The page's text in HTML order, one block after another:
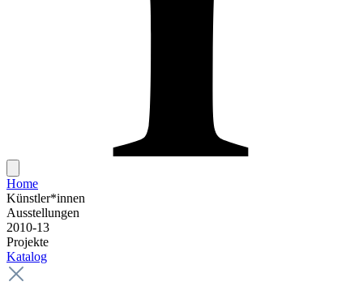
Home
Künstler*innen
Ausstellungen
2010-13
Projekte
Katalog